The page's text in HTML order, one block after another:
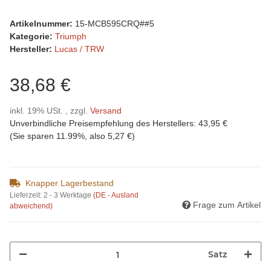
Artikelnummer: 15-MCB595CRQ##5
Kategorie: Triumph
Hersteller: Lucas / TRW
38,68 €
inkl. 19% USt. , zzgl. Versand
Unverbindliche Preisempfehlung des Herstellers: 43,95 €
(Sie sparen 11.99% , also 5,27 €)
Knapper Lagerbestand
Lieferzeit: 2 - 3 Werktage (DE - Ausland
abweichend)
Frage zum Artikel
Satz